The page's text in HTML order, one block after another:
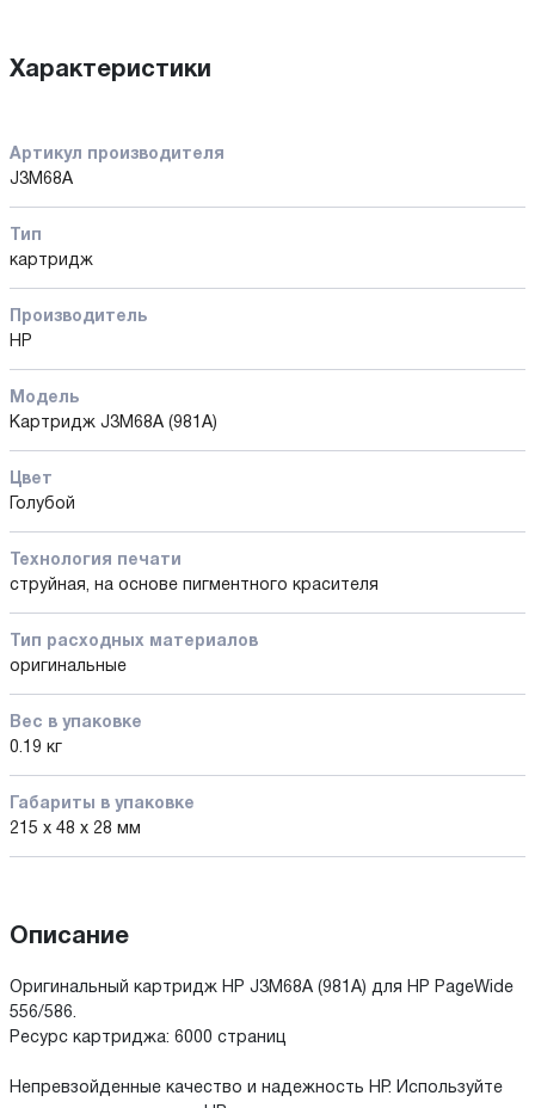
Характеристики
Артикул производителя
J3M68A
Тип
картридж
Производитель
HP
Модель
Картридж J3M68A (981A)
Цвет
Голубой
Технология печати
струйная, на основе пигментного красителя
Тип расходных материалов
оригинальные
Вес в упаковке
0.19 кг
Габариты в упаковке
215 x 48 x 28 мм
Описание
Оригинальный картридж HP J3M68A (981A) для HP PageWide
556/586.
Ресурс картриджа: 6000 страниц
Непревзойденные качество и надежность HP. Используйте